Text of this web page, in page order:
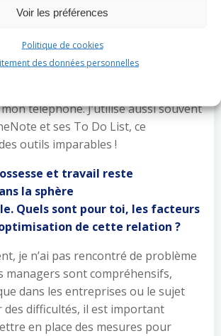
Voir les préférences
Politique de cookies
des données personnelles
ton organisation ?
c’est la liste de tâches !
fin de journée, je me fais une liste
le lendemain. Je gère cette liste sur
téléphone. J’utilise aussi souvent
et ses To Do List, ce
outils imparables !
et travail reste
la sphère
Quels sont pour toi, les facteurs
de cette relation ?
je n’ai pas rencontré de problème
managers sont compréhensifs,
dans les entreprises ou le sujet
difficultés, il est important
en place des mesures pour